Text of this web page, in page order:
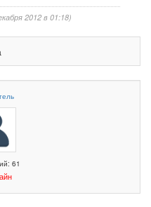
2012 в 01:18)
61